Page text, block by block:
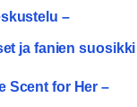
–
ja fanien suosikki
Scent for Her –